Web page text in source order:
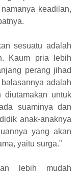
keadilan,
sesuatu adalah
Kaum pria lebih
perang jihad
adalah
untuk
suaminya dan
anak-anaknya
yang akan
yaitu surga.”
lebih mudah